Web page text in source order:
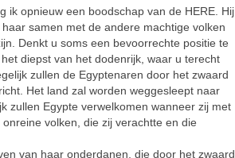
ik opnieuw een boodschap van de HERE. Hij
samen met de andere machtige volken
Denkt u soms een bevoorrechte positie te
diepst van het dodenrijk, waar u terecht
zullen de Egyptenaren door het zwaard
Het land zal worden weggesleept naar
zullen Egypte verwelkomen wanneer zij met
volken, die zij verachtte en die
van haar onderdanen, die door het zwaard